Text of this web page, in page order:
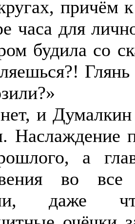
причём
часа для
будила со
Глянь
и
Наслаждение
а
во все
даже